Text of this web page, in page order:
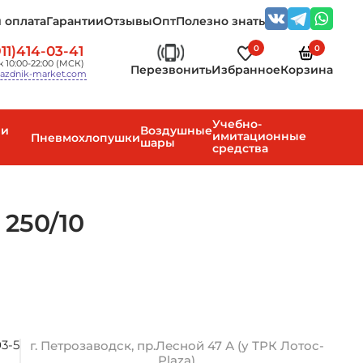
оплатаГарантииОтзывыОптПолезно знать
03-41
10:00-22:00 (МСК)
market.com
Перезвонить
0
Избранное
0
Корзина
ПневмохлопушкиВоздушные
шары
Учебно-
имитационные
средства
10
5
г. Петрозаводск, пр.Лесной 47 А (у ТРК Лотос-